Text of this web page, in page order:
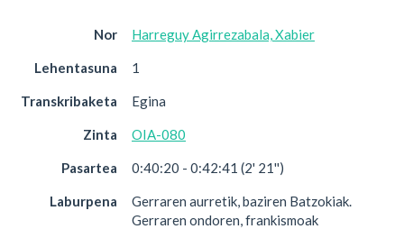
Nor Harreguy Agirrezabala, Xabier
Lehentasuna 1
Transkribaketa Egina
Zinta OIA-080
Pasartea 0:40:20 - 0:42:41 (2' 21'')
Laburpena
Gerraren aurretik, baziren Batzokiak.
Gerraren ondoren, frankismoak